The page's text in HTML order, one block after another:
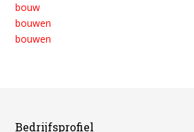
bouw
bouwen
bouwen
Bedrijfsprofiel